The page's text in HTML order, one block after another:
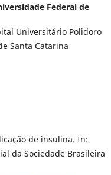
Federal de
Universitário Polidoro
Santa Catarina
de insulina. In:
da Sociedade Brasileira